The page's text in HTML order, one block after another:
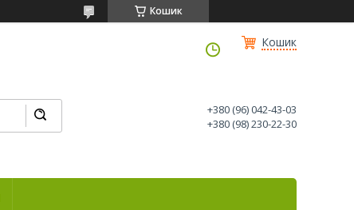
Кошик
Кошик
+380 (96) 042-43-03
+380 (98) 230-22-30